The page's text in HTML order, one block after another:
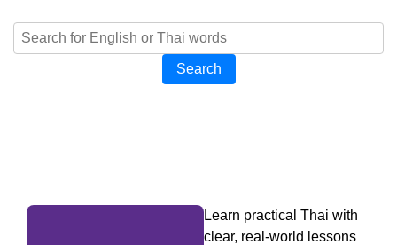
Search
Learn practical Thai with
clear, real-world lessons